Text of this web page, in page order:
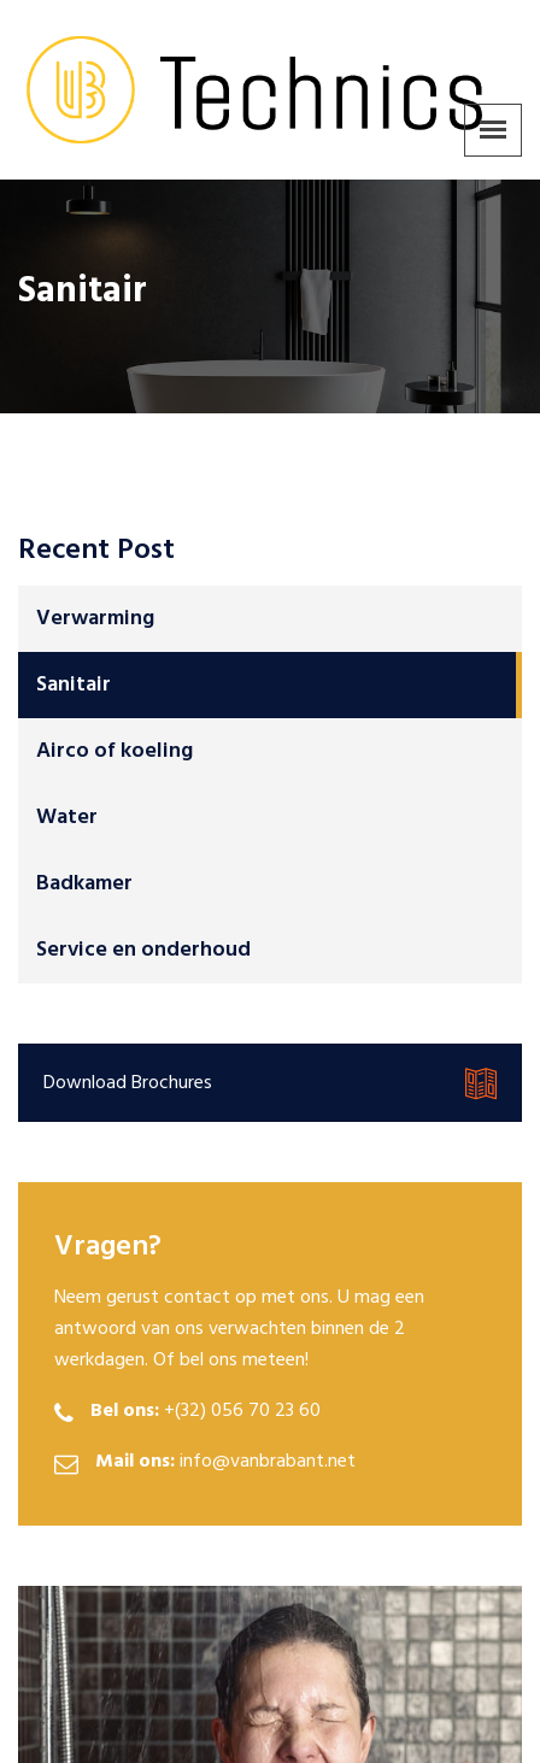
Sanitair
Recent Post
Verwarming
Sanitair
Airco of koeling
Water
Badkamer
Service en onderhoud
Download Brochures
Vragen?
Neem gerust contact op met ons. U mag een
antwoord van ons verwachten binnen de 2
werkdagen. Of bel ons meteen!
Bel ons:+(32) 056 70 23 60
Mail ons:info@vanbrabant.net